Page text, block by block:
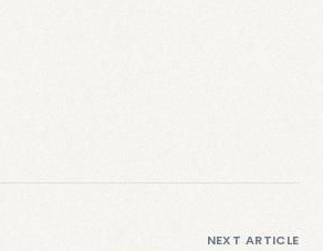
NEXT ARTICLE